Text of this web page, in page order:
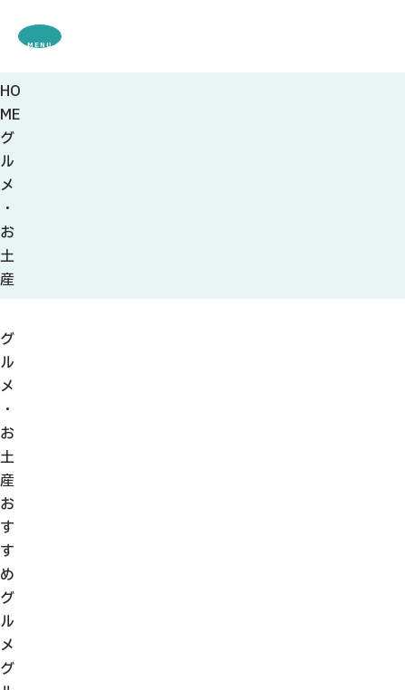
MENU
HO
ME
グ
ル
メ
・
お
土
産
グ
ル
メ
・
お
土
産
お
す
す
め
グ
ル
メ
グ